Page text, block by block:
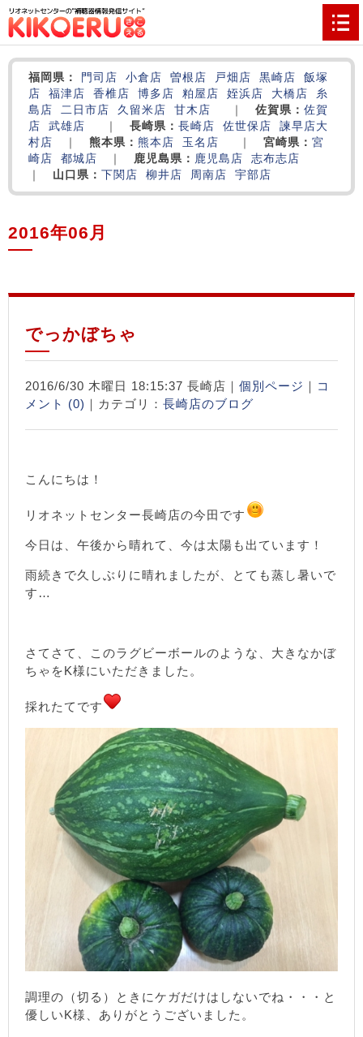
福岡県： 門司店 小倉店 曽根店 戸畑店 黒崎店
飯塚
店
福津店 香椎店 博多店 粕屋店 姪浜店 大橋店
糸
島店
二日市店 久留米店 甘木店 佐賀県： 佐賀
店
武雄店 長崎県： 長崎店 佐世保店 諫早店大
村店
熊本県： 熊本店 玉名店 宮崎県： 宮
崎店
都城店 鹿児島県： 鹿児島店
志布志店
山口県： 下関店 柳井店 周南店 宇部店
2016年06月
でっかぼちゃ
2016/6/30 木曜日 18:15:37 長崎店｜ 個別ページ ｜ コ
メント (0) ｜カテゴリ： 長崎店のブログ
こんにちは！
リオネットセンター長崎店の今田です
今日は、午後から晴れて、今は太陽も出ています！
雨続きで久しぶりに晴れましたが、とても蒸し暑いで
す…
さてさて、このラグビーボールのような、大きなかぼ
ちゃをK様にいただきました。
採れたてです
調理の（切る）ときにケガだけはしないでね・・・と
優しいK様、ありがとうございました。